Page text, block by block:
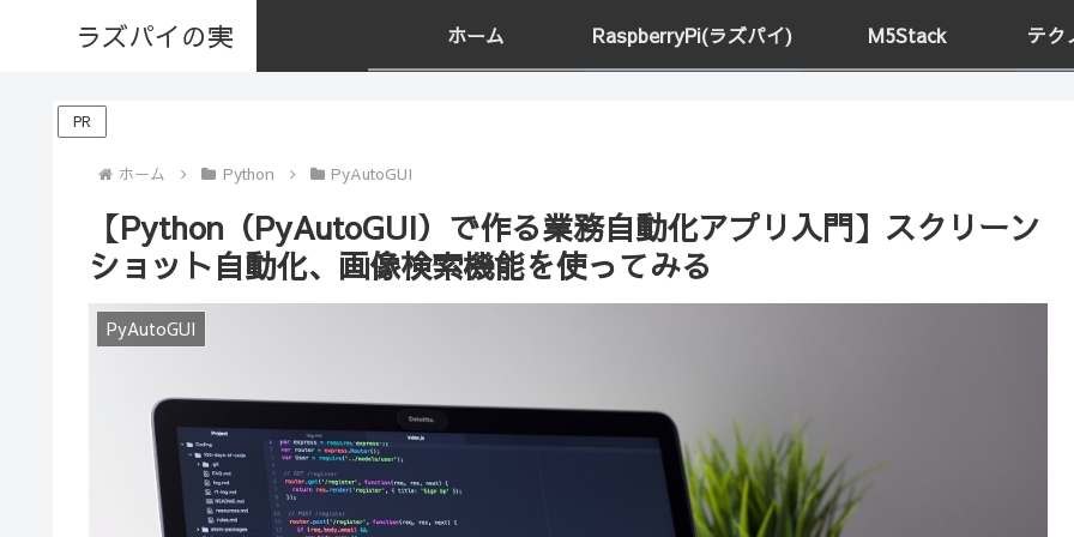
ラズパイの実 ホーム RaspberryPi(ラズパイ) M5Stack テク
PR
ホーム Python PyAutoGUI
【Python（PyAutoGUI）で作る業務自動化アプリ入門】スクリーン
ショット自動化、画像検索機能を使ってみる
PyAutoGUI